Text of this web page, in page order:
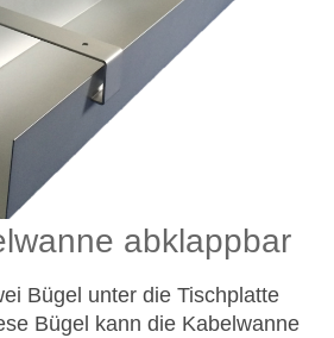
abklappbar
Bügel unter die Tischplatte
Bügel kann die Kabelwanne